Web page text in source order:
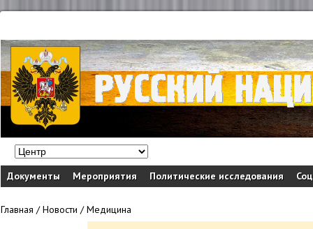
Документы Мероприятия Политические исследования
Главная /Новости /Медицина